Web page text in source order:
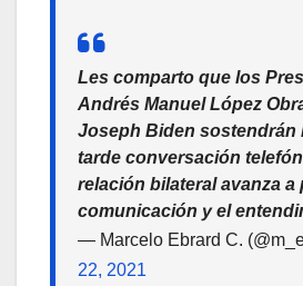
Les comparto que los
Andrés Manuel López
Joseph Biden sostendrán
tarde conversación
relación bilateral avanza a
comunicación y el
— Marcelo Ebrard C.
22, 2021